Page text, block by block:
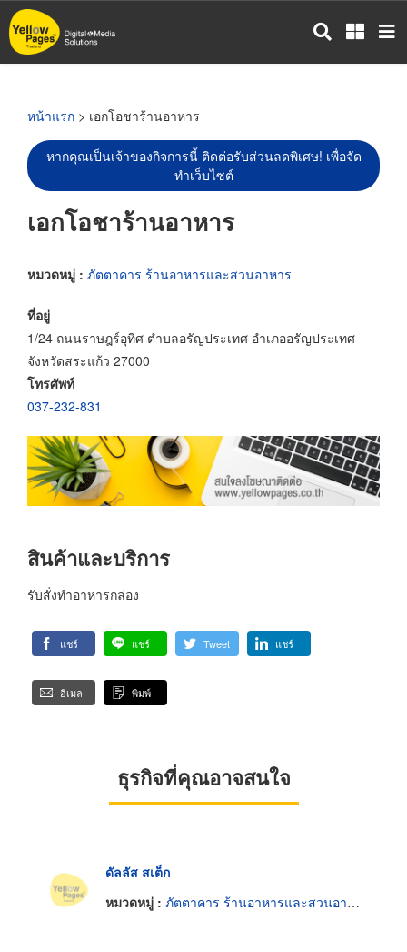
ข้าม
ไป
หน้าแรก > เอกโอชาร้านอาหาร
หากคุณเป็นเจ้าของกิจการนี้ ติดต่อรับส่วนลดพิเศษ! เพื่อจัด
ทำเว็บไซต์
เอกโอชาร้านอาหาร
หมวดหมู่ : ภัตตาคาร ร้านอาหารและสวนอาหาร
ที่อยู่
1/24 ถนนราษฎร์อุทิศ ตำบลอรัญประเทศ อำเภออรัญประเทศ
จังหวัดสระแก้ว 27000
โทรศัพท์
037-232-831
สินค้าและบริการ
รับสั่งทำอาหารกล่อง
แชร์ แชร์ Tweet แชร์
อีเมล พิมพ์
ธุรกิจที่คุณอาจสนใจ
ดัลลัส สเต็ก
หมวดหมู่ : ภัตตาคาร ร้านอาหารและสวนอาหาร